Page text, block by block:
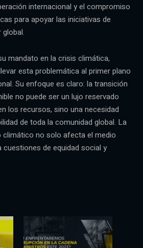
internacional y el compromiso
para apoyar las iniciativas de
mandato en la crisis climática,
esta problemática al primer plano
Su enfoque es claro: la transición
no puede ser un lujo reservado
los recursos, sino una necesidad
de toda la comunidad global. La
climático no solo afecta el medio
cuestiones de equidad social y